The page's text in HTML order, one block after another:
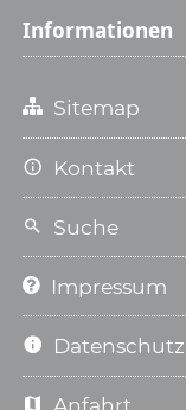
Informationen
Sitemap
Kontakt
Suche
Impressum
Datenschutz
Anfahrt